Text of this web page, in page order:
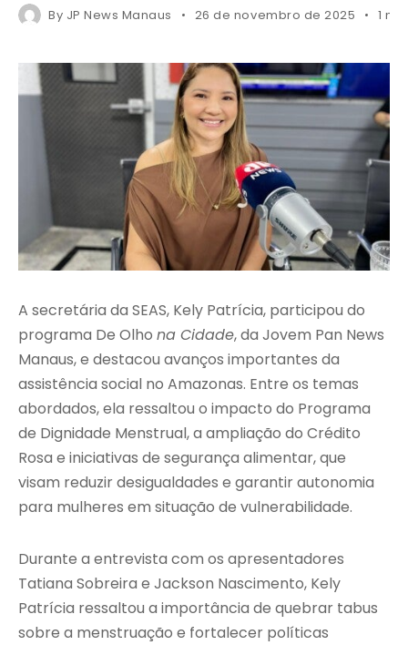
By JP News Manaus 26 de novembro de 2025 1
A secretária da SEAS, Kely Patrícia, participou do
programa De Olho na Cidade, da Jovem Pan News
Manaus, e destacou avanços importantes da
assistência social no Amazonas. Entre os temas
abordados, ela ressaltou o impacto do Programa
de Dignidade Menstrual, a ampliação do Crédito
Rosa e iniciativas de segurança alimentar, que
visam reduzir desigualdades e garantir autonomia
para mulheres em situação de vulnerabilidade.
Durante a entrevista com os apresentadores
Tatiana Sobreira e Jackson Nascimento, Kely
Patrícia ressaltou a importância de quebrar tabus
sobre a menstruação e fortalecer políticas